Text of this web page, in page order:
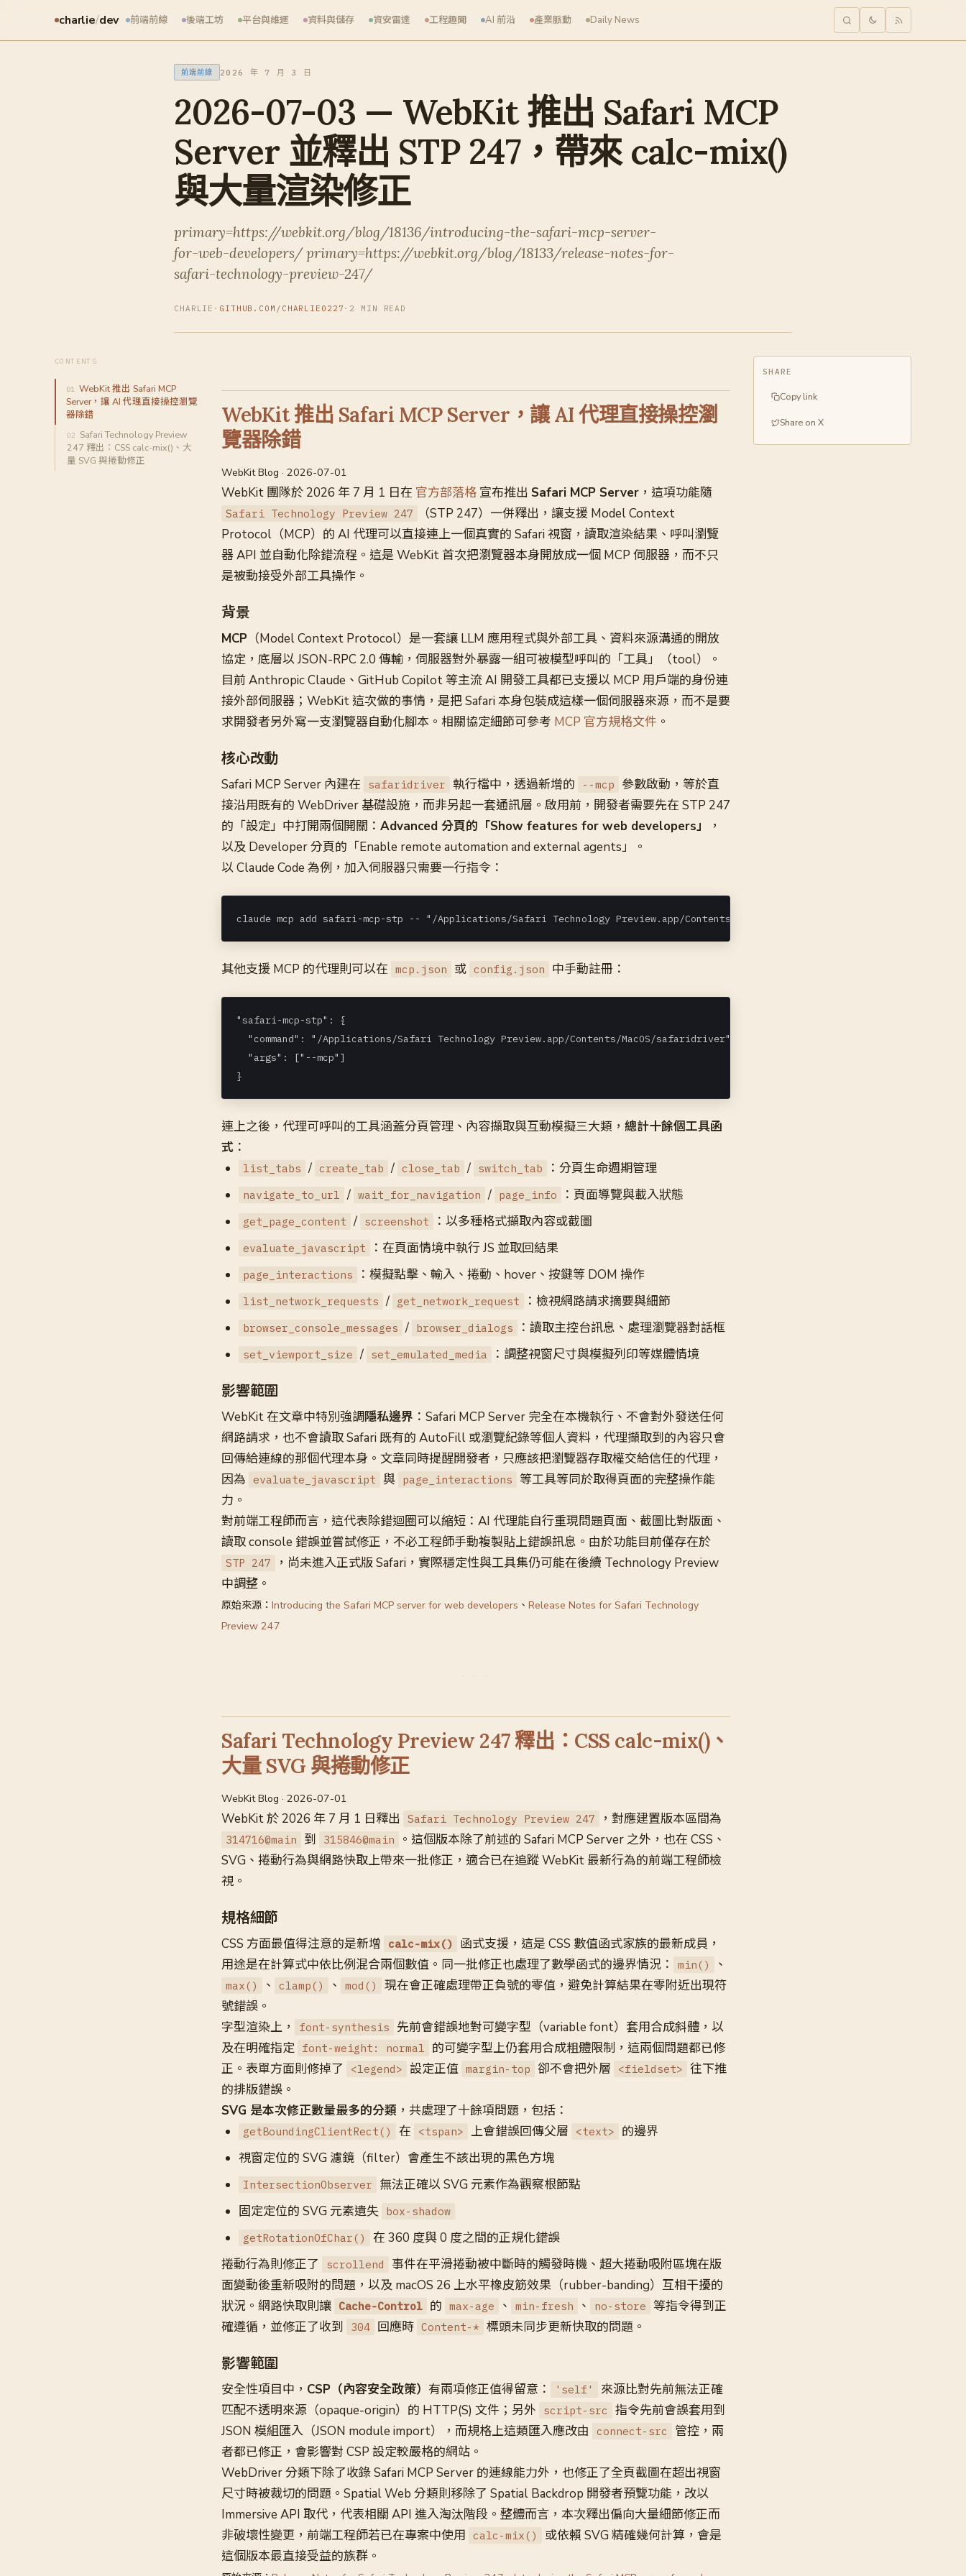
charlie/dev 前端前線 後端工坊 平台與維運 資料與儲存 資安雷達 工程趣聞 AI 前沿 產業脈動 Daily News
前端前線 2026 年 7 月 3 日
2026-07-03 — WebKit 推出 Safari MCP
Server 並釋出 STP 247，帶來 calc-mix()
與大量渲染修正
primary=https://webkit.org/blog/18136/introducing-the-safari-mcp-server-
for-web-developers/ primary=https://webkit.org/blog/18133/release-notes-for-
safari-technology-preview-247/
CHARLIE · GITHUB.COM/CHARLIE0227 · 2 MIN READ
CONTENTS
WebKit 推出 Safari MCP
Server，讓 AI 代理直接操控瀏覽
器除錯
Safari Technology Preview
247 釋出：CSS calc-mix()、大
量 SVG 與捲動修正
WebKit 推出 Safari MCP Server，讓 AI 代理直接操控瀏
覽器除錯
WebKit Blog · 2026-07-01
WebKit 團隊於 2026 年 7 月 1 日在 官方部落格 宣布推出 Safari MCP Server ，這項功能隨
Safari Technology Preview 247
（STP 247）一併釋出，讓支援 Model Context
Protocol（MCP）的 AI 代理可以直接連上一個真實的 Safari 視窗，讀取渲染結果、呼叫瀏覽
器 API 並自動化除錯流程。這是 WebKit 首次把瀏覽器本身開放成一個 MCP 伺服器，而不只
是被動接受外部工具操作。
背景
MCP （Model Context Protocol）是一套讓 LLM 應用程式與外部工具、資料來源溝通的開放
協定，底層以 JSON-RPC 2.0 傳輸，伺服器對外暴露一組可被模型呼叫的「工具」（tool）。
目前 Anthropic Claude、GitHub Copilot 等主流 AI 開發工具都已支援以 MCP 用戶端的身份連
接外部伺服器；WebKit 這次做的事情，是把 Safari 本身包裝成這樣一個伺服器來源，而不是要
求開發者另外寫一支瀏覽器自動化腳本。相關協定細節可參考 MCP 官方規格文件 。
核心改動
Safari MCP Server 內建在 safaridriver 執行檔中，透過新增的 --mcp
參數啟動，等於直
接沿用既有的 WebDriver 基礎設施，而非另起一套通訊層。啟用前，開發者需要先在 STP 247
的「設定」中打開兩個開關： Advanced 分頁的「Show features for web developers」
，
以及 Developer 分頁的「Enable remote automation and external agents」。
以 Claude Code 為例，加入伺服器只需要一行指令：
claude mcp add safari-mcp-stp -- "/Applications/Safari Technology Preview.app/Contents/MacOS/safaridriver" --mcp
其他支援 MCP 的代理則可以在 mcp.json 或 config.json 中手動註冊：
"safari-mcp-stp": {
  "command": "/Applications/Safari Technology Preview.app/Contents/MacOS/safaridriver",
  "args": ["--mcp"]
}
連上之後，代理可呼叫的工具涵蓋分頁管理、內容擷取與互動模擬三大類， 總計十餘個工具函
式 ：
list_tabs / create_tab / close_tab / switch_tab ：分頁生命週期管理
navigate_to_url / wait_for_navigation / page_info ：頁面導覽與載入狀態
get_page_content / screenshot ：以多種格式擷取內容或截圖
evaluate_javascript ：在頁面情境中執行 JS 並取回結果
page_interactions ：模擬點擊、輸入、捲動、hover、按鍵等 DOM 操作
list_network_requests / get_network_request ：檢視網路請求摘要與細節
browser_console_messages / browser_dialogs ：讀取主控台訊息、處理瀏覽器對話框
set_viewport_size / set_emulated_media ：調整視窗尺寸與模擬列印等媒體情境
影響範圍
WebKit 在文章中特別強調隱私邊界 ：Safari MCP Server 完全在本機執行、不會對外發送任何
網路請求，也不會讀取 Safari 既有的 AutoFill 或瀏覽紀錄等個人資料，代理擷取到的內容只會
回傳給連線的那個代理本身。文章同時提醒開發者，只應該把瀏覽器存取權交給信任的代理，
因為 evaluate_javascript 與 page_interactions
等工具等同於取得頁面的完整操作能
力。
對前端工程師而言，這代表除錯迴圈可以縮短：AI 代理能自行重現問題頁面、截圖比對版面、
讀取 console 錯誤並嘗試修正，不必工程師手動複製貼上錯誤訊息。由於功能目前僅存在於
STP 247
，尚未進入正式版 Safari，實際穩定性與工具集仍可能在後續 Technology Preview
中調整。
原始來源： Introducing the Safari MCP server for web developers 、 Release Notes for Safari Technology
Preview 247
Safari Technology Preview 247 釋出：CSS calc-mix()、
大量 SVG 與捲動修正
WebKit Blog · 2026-07-01
WebKit 於 2026 年 7 月 1 日釋出 Safari Technology Preview 247 ，對應建置版本區間為
314716@main 到 315846@main
。這個版本除了前述的 Safari MCP Server 之外，也在 CSS、
SVG、捲動行為與網路快取上帶來一批修正，適合已在追蹤 WebKit 最新行為的前端工程師檢
視。
規格細節
CSS 方面最值得注意的是新增 calc-mix()
函式支援，這是 CSS 數值函式家族的最新成員，
用途是在計算式中依比例混合兩個數值。同一批修正也處理了數學函式的邊界情況：
min() 、
max() 、 clamp() 、 mod()
現在會正確處理帶正負號的零值，避免計算結果在零附近出現符
號錯誤。
字型渲染上，
font-synthesis
先前會錯誤地對可變字型（variable font）套用合成斜體，以
及在明確指定 font-weight: normal
的可變字型上仍套用合成粗體限制，這兩個問題都已修
正。表單方面則修掉了
<legend> 設定正值 margin-top 卻不會把外層 <fieldset> 往下推
的排版錯誤。
SVG 是本次修正數量最多的分類 ，共處理了十餘項問題，包括：
getBoundingClientRect() 在 <tspan> 上會錯誤回傳父層 <text>
的邊界
視窗定位的 SVG 濾鏡（filter）會產生不該出現的黑色方塊
IntersectionObserver
無法正確以 SVG 元素作為觀察根節點
固定定位的 SVG 元素遺失 box-shadow
getRotationOfChar()
在 360 度與 0 度之間的正規化錯誤
捲動行為則修正了
scrollend
事件在平滑捲動被中斷時的觸發時機、超大捲動吸附區塊在版
面變動後重新吸附的問題，以及 macOS 26 上水平橡皮筋效果（rubber-banding）互相干擾的
狀況。網路快取則讓 Cache-Control 的 max-age 、 min-fresh 、 no-store
等指令得到正
確遵循，並修正了收到
304 回應時 Content-* 標頭未同步更新快取的問題。
影響範圍
安全性項目中， CSP（內容安全政策） 有兩項修正值得留意： 'self'
來源比對先前無法正確
匹配不透明來源（opaque-origin）的 HTTP(S) 文件；另外
script-src
指令先前會誤套用到
JSON 模組匯入（JSON module import），而規格上這類匯入應改由
connect-src
管控，兩
者都已修正，會影響對 CSP 設定較嚴格的網站。
WebDriver 分類下除了收錄 Safari MCP Server 的連線能力外，也修正了全頁截圖在超出視窗
尺寸時被裁切的問題。Spatial Web 分類則移除了 Spatial Backdrop 開發者預覽功能，改以
Immersive API 取代，代表相關 API 進入淘汰階段。整體而言，本次釋出偏向大量細節修正而
非破壞性變更，前端工程師若已在專案中使用
calc-mix()
或依賴 SVG 精確幾何計算，會是
這個版本最直接受益的族群。
SHARE
Copy link
Share on X